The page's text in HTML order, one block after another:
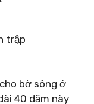
trập
bờ sông ở
40 dặm này